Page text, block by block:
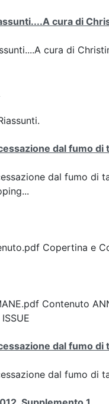
cura di
cura di
dal fumo di
dal fumo di
Copertina e
Contenuto
dal fumo di
dal fumo di